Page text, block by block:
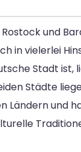
und
in vielerlei
Stadt ist,
Städte
Ländern und